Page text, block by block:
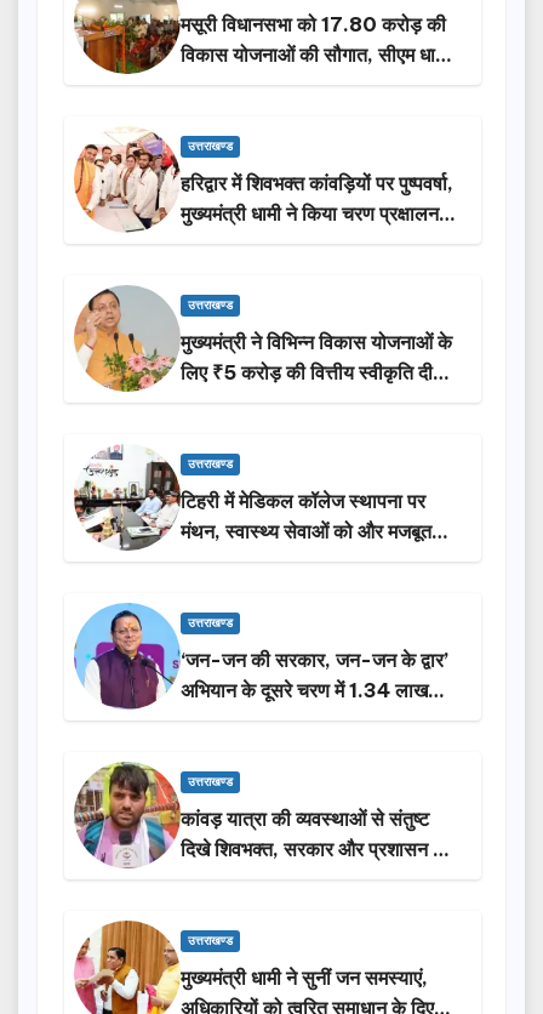
मसूरी विधानसभा को 17.80 करोड़ की
विकास योजनाओं की सौगात, सीएम धामी
ने किया लोकार्पण-शिलान्यास.
उत्तराखण्ड
हरिद्वार में शिवभक्त कांवड़ियों पर पुष्पवर्षा,
मुख्यमंत्री धामी ने किया चरण प्रक्षालन…
उत्तराखण्ड
मुख्यमंत्री ने विभिन्न विकास योजनाओं के
लिए ₹5 करोड़ की वित्तीय स्वीकृति दी…
उत्तराखण्ड
टिहरी में मेडिकल कॉलेज स्थापना पर
मंथन, स्वास्थ्य सेवाओं को और मजबूत
करेगी सरकार: मुख्यमंत्री धामी…
उत्तराखण्ड
‘जन-जन की सरकार, जन-जन के द्वार’
अभियान के दूसरे चरण में 1.34 लाख
लोगों की भागीदारी…
उत्तराखण्ड
कांवड़ यात्रा की व्यवस्थाओं से संतुष्ट
दिखे शिवभक्त, सरकार और प्रशासन की
सराहना…
उत्तराखण्ड
मुख्यमंत्री धामी ने सुनीं जन समस्याएं,
अधिकारियों को त्वरित समाधान के दिए